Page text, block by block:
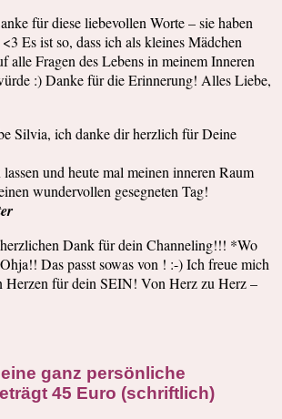
für diese liebevollen Worte – sie haben
Es ist so, dass ich als kleines Mädchen
alle Fragen des Lebens in meinem Inneren
:) Danke für die Erinnerung! Alles Liebe,
Silvia, ich danke dir herzlich für Deine
und heute mal meinen inneren Raum
wundervollen gesegneten Tag!
Dank für dein Channeling!!! *Wo
Das passt sowas von ! :-) Ich freue mich
für dein SEIN! Von Herz zu Herz –
ganz persönliche
45 Euro (schriftlich)